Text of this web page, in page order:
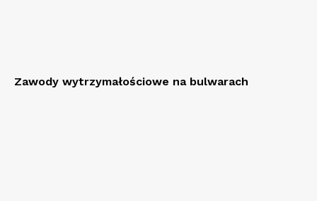
Zawody wytrzymałościowe na bulwarach